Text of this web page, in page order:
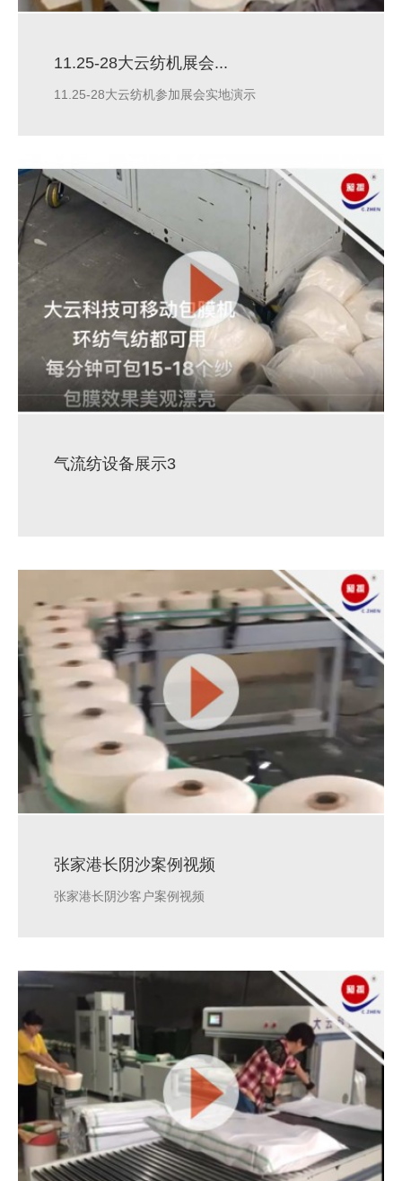
11.25-28大云纺机展会...
11.25-28大云纺机参加展会实地演示
气流纺设备展示3
张家港长阴沙案例视频
张家港长阴沙客户案例视频